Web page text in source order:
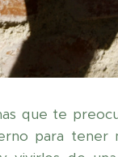
que te
para tener